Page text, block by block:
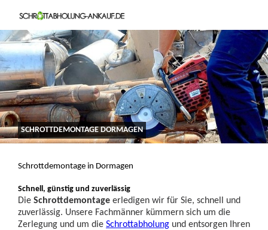
SCHROTTDEMONTAGE DORMAGEN
Schrottdemontage in Dormagen
Schnell, günstig und zuverlässig
Die Schrottdemontage erledigen wir für Sie, schnell und
zuverlässig. Unsere Fachmänner kümmern sich um die
Zerlegung und um die Schrottabholung und entsorgen Ihren